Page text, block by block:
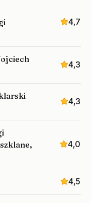
4,7
4,3
4,3
4,0
4,5